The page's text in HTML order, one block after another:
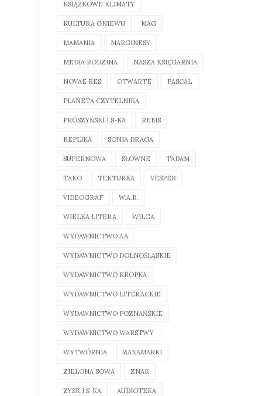
KSIĄŻKOWE KLIMATY
KULTURA GNIEWU MAG
MAMANIA MARGINESY
MEDIA RODZINA NASZA KSIĘGARNIA
NOVAE RES OTWARTE PASCAL
PLANETA CZYTELNIKA
PRÓSZYŃSKI I S-KA REBIS
REPLIKA SONIA DRAGA
SUPERNOWA SŁOWNE TADAM
TAKO TEKTURKA VESPER
VIDEOGRAF W.A.B.
WIELKA LITERA WILGA
WYDAWNICTWO AA
WYDAWNICTWO DOLNOŚLĄSKIE
WYDAWNICTWO KROPKA
WYDAWNICTWO LITERACKIE
WYDAWNICTWO POZNAŃSKIE
WYDAWNICTWO WARSTWY
WYTWÓRNIA ZAKAMARKI
ZIELONA SOWA ZNAK
ZYSK I S-KA AUDIOTEKA